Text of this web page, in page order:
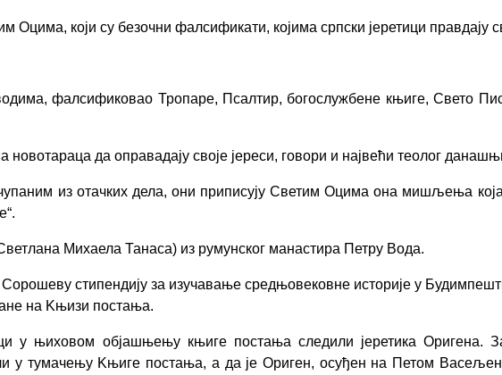
који су безочни фалсификати, којима српски јеретици правдају
фалсификовао Тропаре, Псалтир, богослужбене књиге, Свето
да оправадају своје јереси, говори и највећи теолог
из отачких дела, они приписују Светим Оцима она мишљења
“.
Михаела Танаса) из румунског манастира Петру Вода.
Сорошеву стипендију за изучавање средњовековне историје у
на Kњизи постања.
у њиховом објашњењу књиге постања следили јеретика Оригена.
у тумачењу Kњиге постања, а да је Ориген, осуђен на Петом